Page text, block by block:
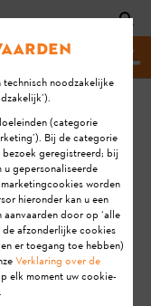
Laatste
update:
2/12/2021
FAQ
Installatie
noodzakelijke
(categorie
Bij de categorie
geregistreerd; bij
gepersonaliseerde
worden
hieronder kan u een
door op ‘alle
afzonderlijke cookies
er toegang toe hebben)
Verklaring over de
elk moment uw cookie-